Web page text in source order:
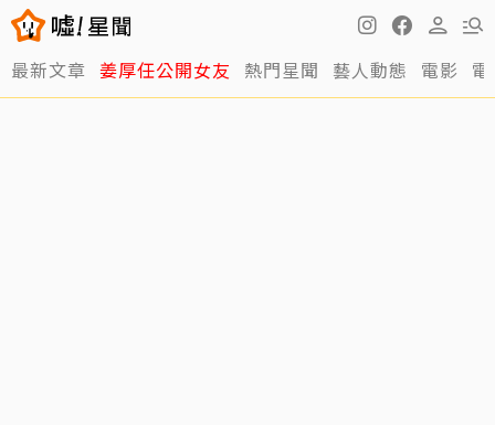
最新文章 姜厚任公開女友 熱門星聞 藝人動態 電影